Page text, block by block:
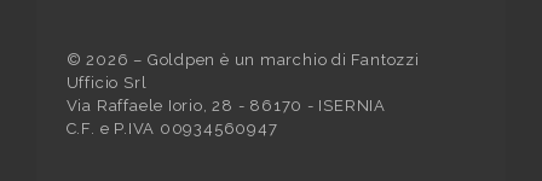
© 2026 – Goldpen è un marchio di Fantozzi
Ufficio Srl
Via Raffaele Iorio, 28 - 86170 - ISERNIA
C.F. e P.IVA 00934560947